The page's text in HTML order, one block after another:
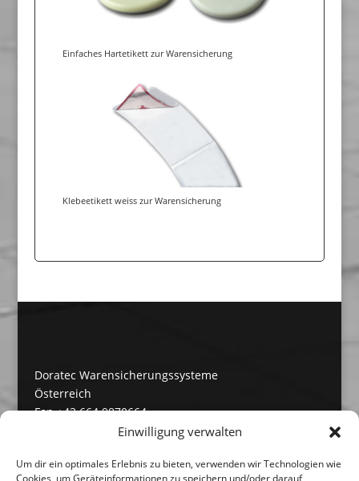
Einwilligung verwalten
Um dir ein optimales Erlebnis zu bieten, verwenden wir Technologien wie
Cookies, um Geräteinformationen zu speichern und/oder darauf
Einfaches Hartetikett zur Warensicherung
Klebeetikett weiss zur Warensicherung
Doratec Warensicherungssysteme
Österreich
Fon +43 664 9870664
Fax +43 6246 7382715
Doratec Warensicherungssysteme